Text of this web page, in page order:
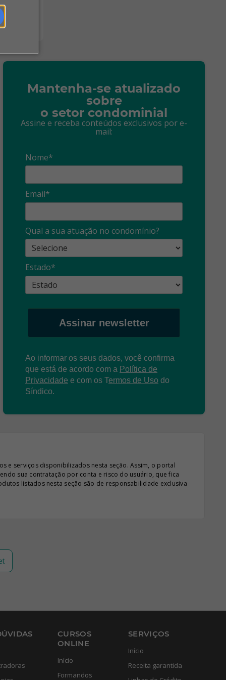
O que é?
profissional:
cuidado com as
propagandas
Mantenha-se atualizado
sobre
o setor condominial
Assine e receba conteúdos exclusivos por e-
mail:
Nome*
Email*
Qual a sua atuação no condomínio?
Estado*
Assinar newsletter
Ao informar os seus dados, você confirma
que está de acordo com a Política de
Privacidade e com os Termos de Uso do
Síndico.
e serviços disponibilizados nesta seção. Assim, o portal
sua contratação por conta e risco do usuário, que fica
listados nesta seção são de responsabilidade exclusiva
CURSOS
ONLINE
Início
Formandos
SERVIÇOS
Início
Receita garantida